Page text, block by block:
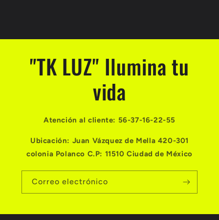
"TK LUZ" Ilumina tu
vida
Atención al cliente: 56-37-16-22-55
Ubicación: Juan Vázquez de Mella 420-301
colonia Polanco C.P: 11510 Ciudad de México
Correo electrónico